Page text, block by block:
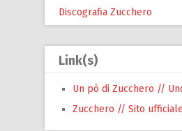
Discografia Zucchero
Link(s)
Un pò di Zucchero //
Zucchero // Sito ufficiale